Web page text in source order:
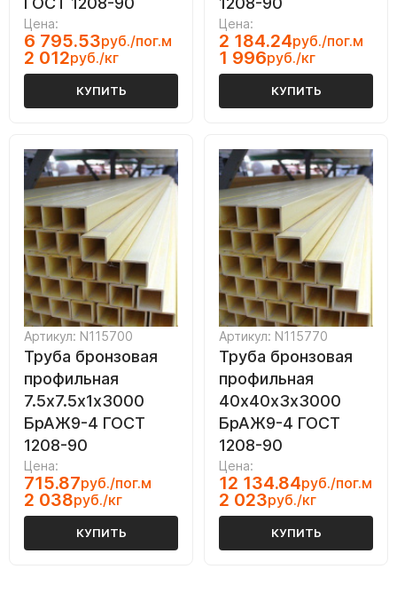
Цена:
6 795.53руб./пог.м
2 012руб./кг
КУПИТЬ
Цена:
2 184.24руб./пог.м
1 996руб./кг
КУПИТЬ
Артикул: N115700
Труба бронзовая
профильная
7.5х7.5х1х3000
БрАЖ9-4 ГОСТ
1208-90
Цена:
715.87руб./пог.м
2 038руб./кг
КУПИТЬ
Артикул: N115770
Труба бронзовая
профильная
40х40х3х3000
БрАЖ9-4 ГОСТ
1208-90
Цена:
12 134.84руб./пог.м
2 023руб./кг
КУПИТЬ